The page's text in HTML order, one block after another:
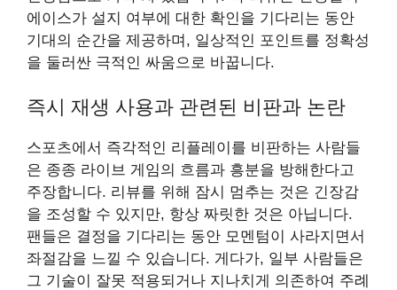
에이스가 설지 여부에 대한 확인을 기다리는 동안
기대의 순간을 제공하며, 일상적인 포인트를 정확성
을 둘러싼 극적인 싸움으로 바꿉니다.
즉시 재생 사용과 관련된 비판과 논란
스포츠에서 즉각적인 리플레이를 비판하는 사람들
은 종종 라이브 게임의 흐름과 흥분을 방해한다고
주장합니다. 리뷰를 위해 잠시 멈추는 것은 긴장감
을 조성할 수 있지만, 항상 짜릿한 것은 아닙니다.
팬들은 결정을 기다리는 동안 모멘텀이 사라지면서
좌절감을 느낄 수 있습니다. 게다가, 일부 사람들은
그 기술이 잘못 적용되거나 지나치게 의존하여 주례